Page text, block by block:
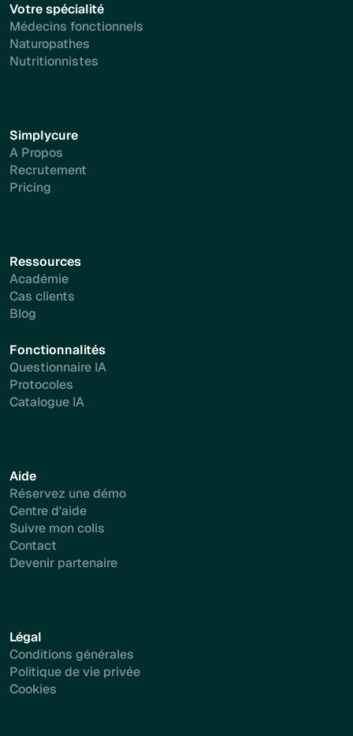
Votre spécialité
Médecins fonctionnels
Naturopathes
Nutritionnistes
Simplycure
A Propos
Recrutement
Pricing
Ressources
Académie
Cas clients
Blog
Fonctionnalités
Questionnaire IA
Protocoles
Catalogue IA
Aide
Réservez une démo
Centre d'aide
Suivre mon colis
Contact
Devenir partenaire
Légal
Conditions générales
Politique de vie privée
Cookies